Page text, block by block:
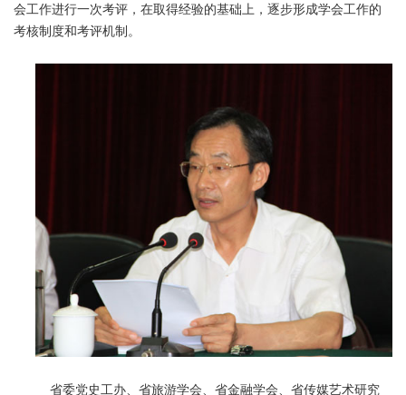
会工作进行一次考评，在取得经验的基础上，逐步形成学会工作的
考核制度和考评机制。
省委党史工办、省旅游学会、省金融学会、省传媒艺术研究